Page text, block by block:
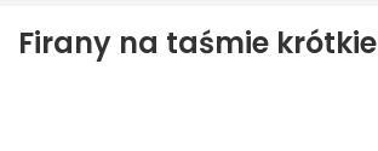
Firany na taśmie krótkie